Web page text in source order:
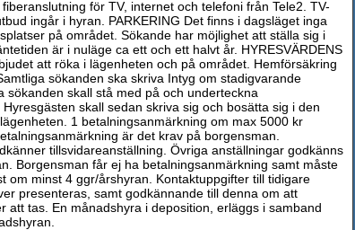
för TV, internet och telefoni från Tele2. TV-
ingår i hyran. PARKERING Det finns i dagsläget inga
på området. Sökande har möjlighet att ställa sig i
är i nuläge ca ett och ett halvt år. HYRESVÄRDENS
att röka i lägenheten och på området. Hemförsäkring
sökanden ska skriva Intyg om stadigvarande
sökanden skall stå med på och underteckna
skall sedan skriva sig och bosätta sig i den
1 betalningsanmärkning om max 5000 kr
är det krav på borgensman.
tillsvidareanställning. Övriga anställningar godkänns
Borgensman får ej ha betalningsanmärkning samt måste
om minst 4 ggr/årshyran. Kontaktuppgifter till tidigare
presenteras, samt godkännande till denna om att
att tas. En månadshyra i deposition, erläggs i samband